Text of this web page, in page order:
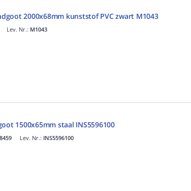
2000x68mm kunststof PVC zwart M1043
Lev. Nr.: M1043
1500x65mm staal INS5596100
Lev. Nr.: INS5596100